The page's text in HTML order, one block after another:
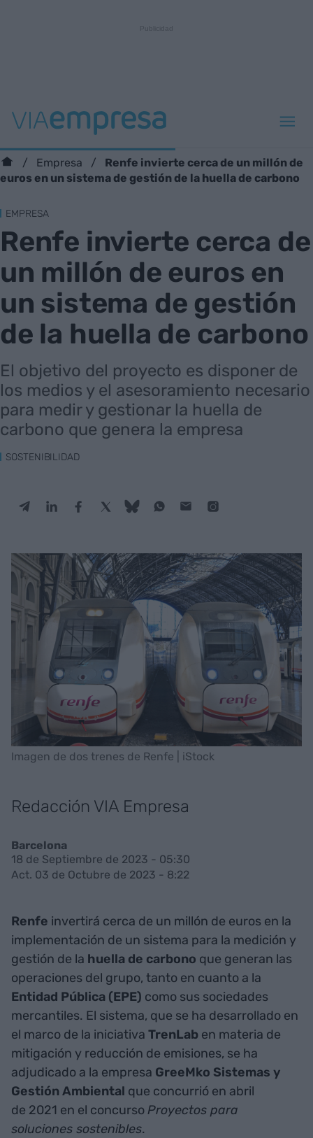
Empresa
Renfe invierte cerca de un millón de
euros en un sistema de gestión de la huella de carbono
EMPRESA
Renfe invierte cerca de
un millón de euros en
un sistema de gestión
de la huella de carbono
El objetivo del proyecto es disponer de
los medios y el asesoramiento necesario
para medir y gestionar la huella de
carbono que genera la empresa
SOSTENIBILIDAD
Imagen de dos trenes de Renfe | iStock
Redacción VIA Empresa
Barcelona
18 de Septiembre de 2023 - 05:30
Act. 03 de Octubre de 2023 - 8:22
Renfe invertirá cerca de un millón de euros en la
implementación de un sistema para la medición y
gestión de la huella de carbono que generan las
operaciones del grupo, tanto en cuanto a la
Entidad Pública (EPE) como sus sociedades
mercantiles. El sistema, que se ha desarrollado en
el marco de la iniciativa TrenLab en materia de
mitigación y reducción de emisiones, se ha
adjudicado a la empresa GreeMko Sistemas y
Gestión Ambiental que concurrió en abril
de 2021 en el concursoProyectos para
soluciones sostenibles.